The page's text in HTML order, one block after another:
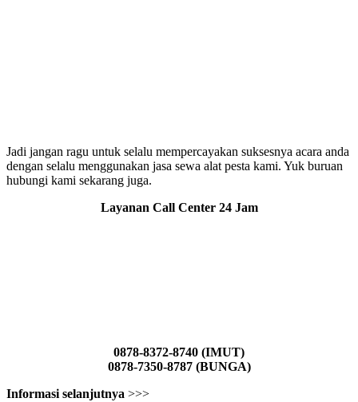
Jadi jangan ragu untuk selalu mempercayakan suksesnya acara anda
dengan selalu menggunakan jasa sewa alat pesta kami. Yuk buruan
hubungi kami sekarang juga.
Layanan Call Center 24 Jam
0878-8372-8740 (IMUT)
0878-7350-8787 (BUNGA)
Informasi selanjutnya >>>